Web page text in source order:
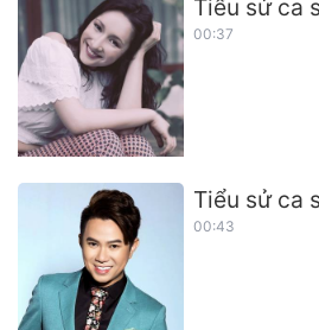
Tiểu sử ca
00:37
Tiểu sử ca
00:43